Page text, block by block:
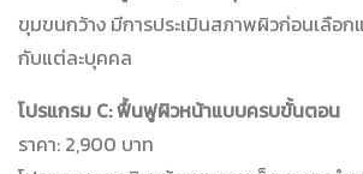
ขุมขนกว้าง มีการประเมินสภาพผิวก่อนเลือก
กับแต่ละบุคคล
โปรแกรม C: ฟื้นฟูผิวหน้าแบบครบขั้นตอน
ราคา: 2,900 บาท